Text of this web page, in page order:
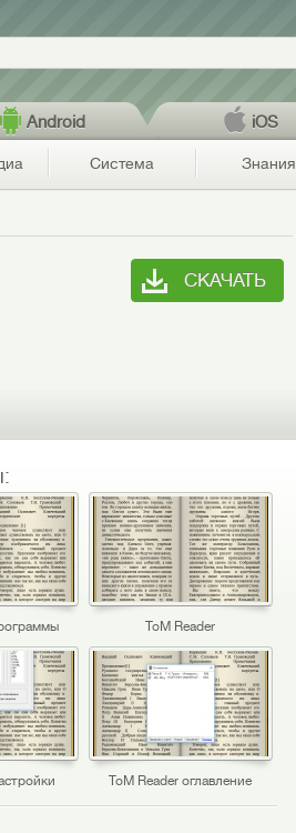
Android iOS
Система Знания
СКАЧАТЬ
ToM Reader
ToM Reader оглавление